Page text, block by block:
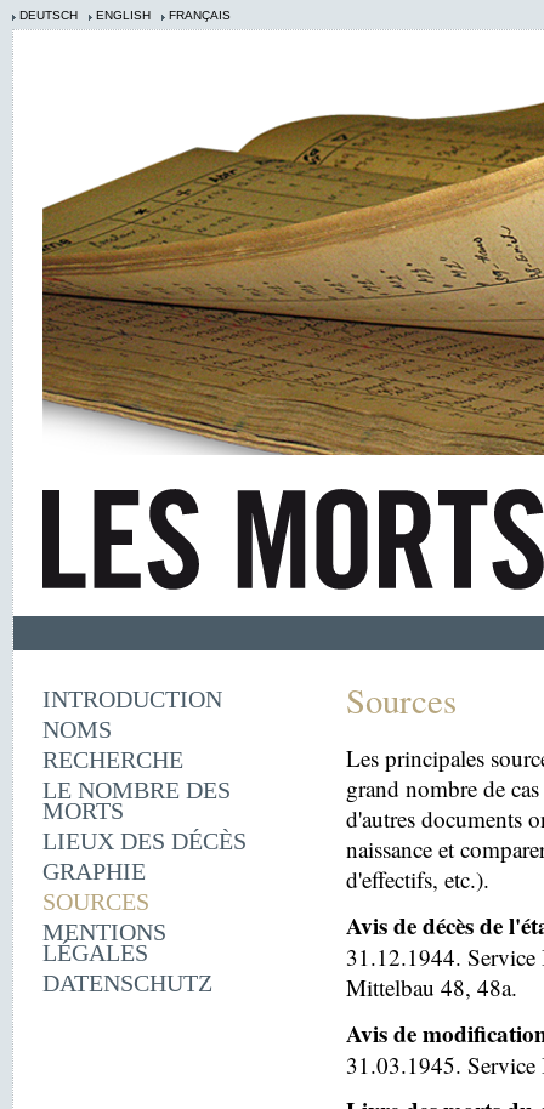
DEUTSCH ENGLISH FRANÇAIS
INTRODUCTION
NOMS
RECHERCHE
LE NOMBRE DES
MORTS
LIEUX DES DÉCÈS
GRAPHIE
SOURCES
MENTIONS
LÉGALES
DATENSCHUTZ
Sources
Les principales
grand nombre de
d'autres documents
naissance et
d'effectifs, etc.).
Avis de décès de
31.12.1944. Service
Mittelbau 48, 48a.
Avis de
31.03.1945. Service